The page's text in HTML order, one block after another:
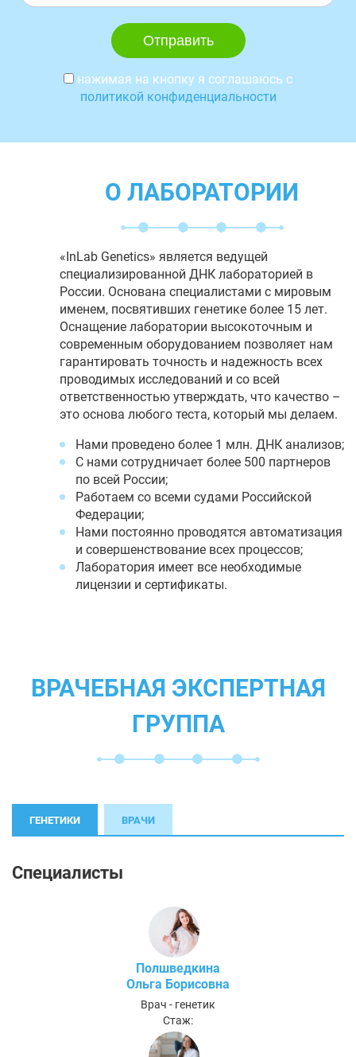
нажимая на кнопку я соглашаюсь с
политикой конфиденциальности
О ЛАБОРАТОРИИ
«InLab Genetics» является ведущей
специализированной ДНК лабораторией в
России. Основана специалистами с мировым
именем, посвятивших генетике более 15 лет.
Оснащение лаборатории высокоточным и
современным оборудованием позволяет нам
гарантировать точность и надежность всех
проводимых исследований и со всей
ответственностью утверждать, что качество –
это основа любого теста, который мы делаем.
Нами проведено более 1 млн. ДНК анализов;
С нами сотрудничает более 500 партнеров
по всей России;
Работаем со всеми судами Российской
Федерации;
Нами постоянно проводятся автоматизация
и совершенствование всех процессов;
Лаборатория имеет все необходимые
лицензии и сертификаты.
ВРАЧЕБНАЯ ЭКСПЕРТНАЯ
ГРУППА
ГЕНЕТИКИ ВРАЧИ
Специалисты
Полшведкина
Ольга Борисовна
Врач - генетик
Стаж: